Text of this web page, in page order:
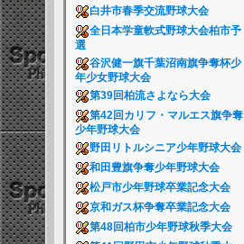
白井市春季交流野球大会
全日本学童軟式野球大会柏市予
選
谷沢健一旗千葉沼南旗争奪杯少
年少女野球大会
第39回柏流さよなら大会
第42回カリフ・マルエス旗争奪
少年野球大会
野田リトルシニア少年野球大会
和田豊旗争奪少年野球大会
松戸市少年野球卒業記念大会
京和ガス杯争奪卒業記念大会
第48回柏市少年野球秋季大会